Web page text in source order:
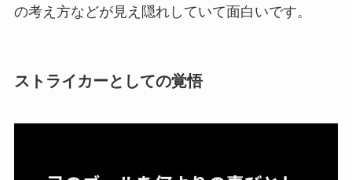
の考え方などが見え隠れしていて面白いです。
ストライカーとしての覚悟